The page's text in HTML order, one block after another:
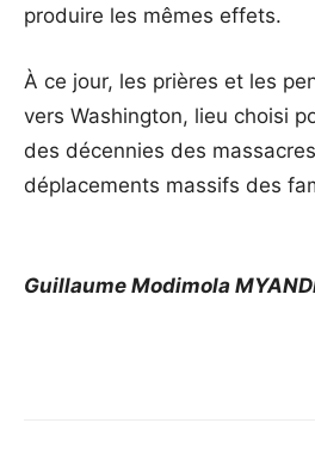
produire les mêmes effets.
À ce jour, les prières et les
vers Washington, lieu choisi
des décennies des
déplacements massifs des
Guillaume Modimola